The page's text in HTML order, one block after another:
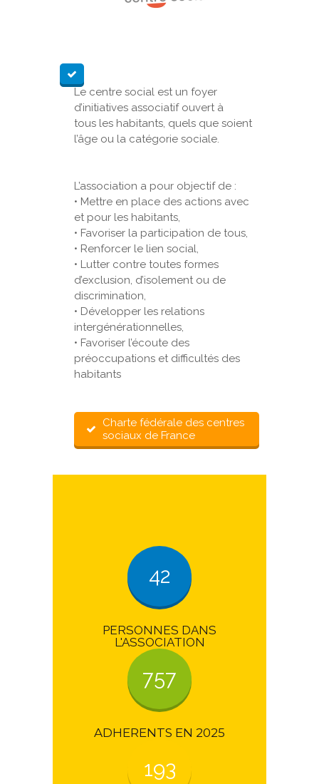
Le centre social est un foyer
d’initiatives associatif ouvert à
tous les habitants, quels que soient
l’âge ou la catégorie sociale.
L’association a pour objectif de :
• Mettre en place des actions avec
et pour les habitants,
• Favoriser la participation de tous,
• Renforcer le lien social,
• Lutter contre toutes formes
d’exclusion, d’isolement ou de
discrimination,
• Développer les relations
intergénérationnelles,
• Favoriser l’écoute des
préoccupations et difficultés des
habitants
Charte fédérale des centres
sociaux de France
42
PERSONNES DANS
L'ASSOCIATION
757
ADHERENTS EN 2025
193